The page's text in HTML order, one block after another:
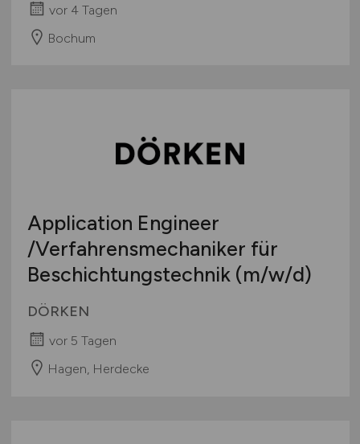
vor 4 Tagen
Bochum
Application Engineer
/Verfahrensmechaniker für
Beschichtungstechnik (m/w/d)
DÖRKEN
vor 5 Tagen
Hagen, Herdecke